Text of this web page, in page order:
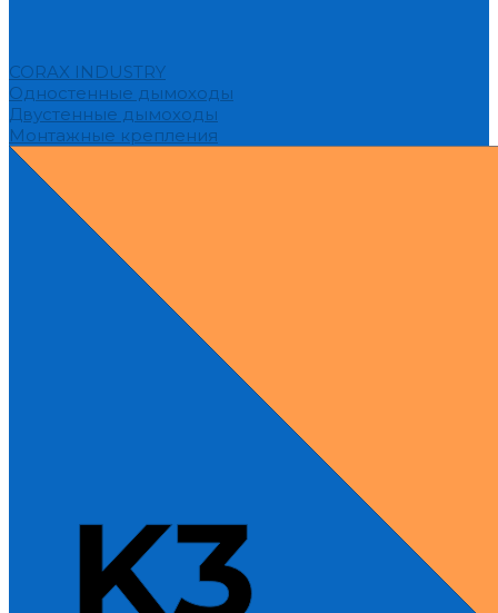
CORAX INDUSTRY
Одностенные дымоходы
Двустенные дымоходы
Монтажные крепления